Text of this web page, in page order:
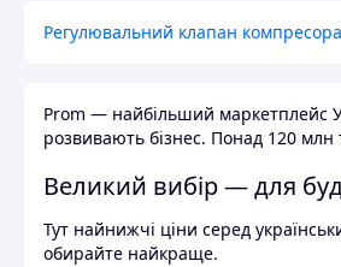
Регулювальний клапан
Prom — найбільший маркетплейс
розвивають бізнес. Понад 120 млн
Великий вибір — для
Тут найнижчі ціни серед
обирайте найкраще.